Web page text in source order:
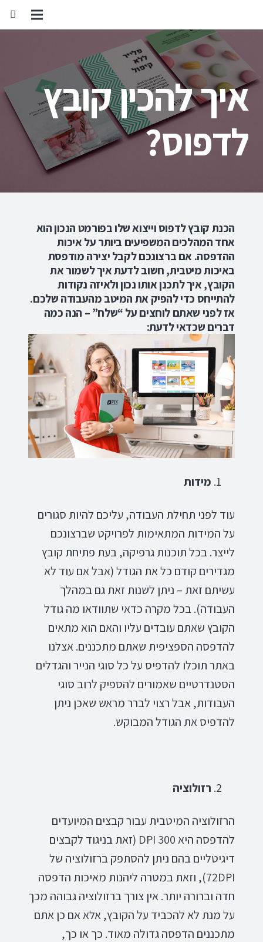
איך להכין קובץ
לדפוס?
הכנת קובץ לדפוס וייצוא שלו בפורמט הנכון הוא
אחד המהלכים המשפיעים ביותר על איכות
ההדפסה. אם ברצונכם לקבל יצירה מודפסת
באיכות מיטבית, חשוב לדעת איך לשמור את
הקובץ, איך לתכנן אותו נכון ולאיזה נקודות
להתייחס כדי להפיק את המיטב מהעבודה שלכם.
אז לפני שאתם לוחצים על “שלח” – הנה כמה
דברים שכדאי לדעת:
מידות
עוד לפני תחילת העבודה, עליכם להיות סגורים
על המידות המתאימות לפרויקט שברצונכם
לייצר. בכל תוכנות גרפיקה, בעת פתיחת קובץ
מגדירים קודם כל את הגודל (אבל אם עוד לא
עשיתם זאת – ניתן לשנות זאת גם במהלך
העבודה). בכל מקרה כדאי שתוודאו מה גודל
הקובץ שאתם עובדים עליו והאם הוא מתאים
להדפסה הספציפית שאתם מתכננים. אצלנו
באתר תוכלו להדפיס על כל סוגי הנייר והגדלים
הסטנדרטיים שאמורים להספיק לרוב סוגי
העבודות, אבל רצוי לברר מראש שאכן ניתן
להדפיס את הגודל המבוקש.
רזולוציה
הרזולוציה המיטבית עבור קבצים המיועדים
להדפסה היא 300 DPI (זאת בניגוד לקבצים
דיגיטליים בהם ניתן להסתפק ברזולוציה של
72DPI), וזאת במטרה ליהנות מאיכות הדפסה
חדה וברורה יותר. אין צורך ברזולוציה גבוהה מכך
על מנת לא להכביד על הקובץ, אלא אם כן אתם
מתכננים הדפסה גדולה מאוד. כך או כך,